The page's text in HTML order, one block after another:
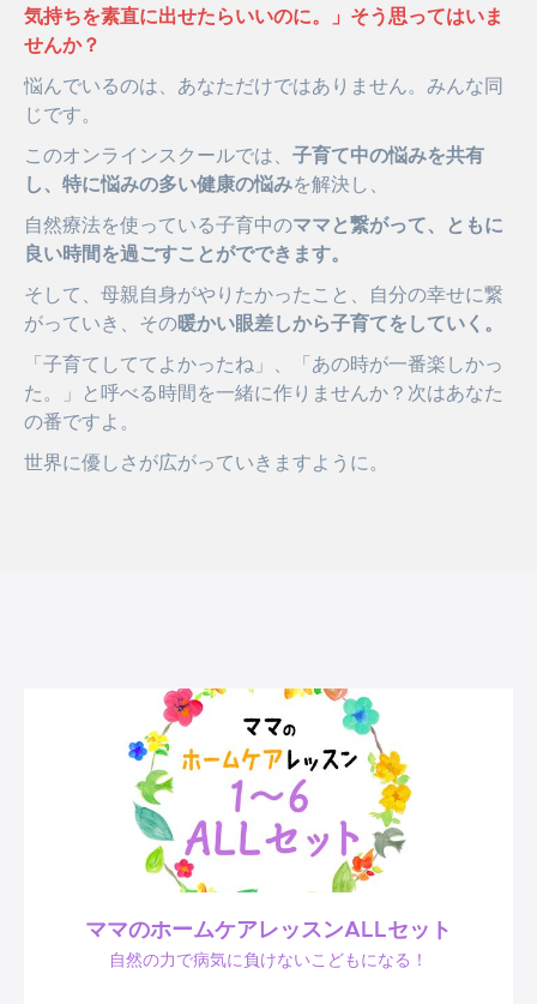
気持ちを素直に出せたらいいのに。」そう思ってはいま
せんか？
悩んでいるのは、あなただけではありません。みんな同
じです。
このオンラインスクールでは、 子育て中の悩みを共有
し、特に悩みの多い健康の悩みを解決し、
自然療法を使っている子育中のママと繋がって、ともに
良い時間を過ごすことがでできます。
そして、母親自身がやりたかったこと、自分の幸せに繋
がっていき、その暖かい眼差しから子育てをしていく。
「子育てしててよかったね」、「あの時が一番楽しかっ
た。」と呼べる時間を一緒に作りませんか？次はあなた
の番ですよ。
世界に優しさが広がっていきますように。
ママのホームケアレッスンALLセット
自然の力で病気に負けないこどもになる！